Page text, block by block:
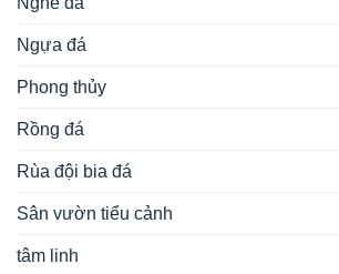
Ngựa đá
Phong thủy
Rồng đá
Rùa đội bia đá
Sân vườn tiểu cảnh
tâm linh